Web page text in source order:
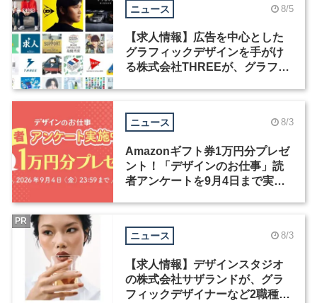
ニュース 8/5
【求人情報】広告を中心とした
グラフィックデザインを手がけ
る株式会社THREEが、グラフィ
ニュース 8/3
Amazonギフト券1万円分プレゼ
ント！「デザインのお仕事」読
者アンケートを9月4日まで実施
ニュース 8/3
【求人情報】デザインスタジオ
の株式会社サザランドが、グラ
フィックデザイナーなど2職種を
PR